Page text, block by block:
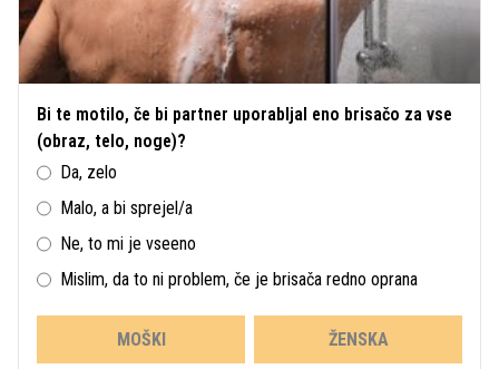
Bi te motilo, če bi partner uporabljal eno brisačo za vse
(obraz, telo, noge)?
Da, zelo
Malo, a bi sprejel/a
Ne, to mi je vseeno
Mislim, da to ni problem, če je brisača redno oprana
MOŠKI ŽENSKA